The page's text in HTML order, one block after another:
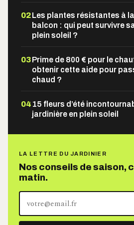
02Les plantes résistantes à
balcon : qui peut survivre
plein soleil ?
03Prime de 800 € pour le
obtenir cette aide pour
chaud ?
04 15 fleurs d’été
jardinière en plein soleil
LA LETTRE DU JARDINIER
Nos conseils de saison,
matin.
adresse